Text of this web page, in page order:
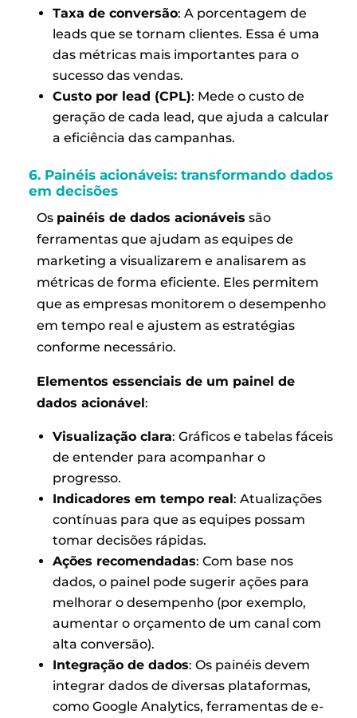
Taxa de conversão: A porcentagem de
leads que se tornam clientes. Essa é uma
das métricas mais importantes para o
sucesso das vendas.
Custo por lead (CPL): Mede o custo de
geração de cada lead, que ajuda a calcular
a eficiência das campanhas.
6. Painéis acionáveis: transformando dados
em decisões
Os painéis de dados acionáveis são
ferramentas que ajudam as equipes de
marketing a visualizarem e analisarem as
métricas de forma eficiente. Eles permitem
que as empresas monitorem o desempenho
em tempo real e ajustem as estratégias
conforme necessário.
Elementos essenciais de um painel de
dados acionável:
Visualização clara: Gráficos e tabelas fáceis
de entender para acompanhar o
progresso.
Indicadores em tempo real: Atualizações
contínuas para que as equipes possam
tomar decisões rápidas.
Ações recomendadas: Com base nos
dados, o painel pode sugerir ações para
melhorar o desempenho (por exemplo,
aumentar o orçamento de um canal com
alta conversão).
Integração de dados: Os painéis devem
integrar dados de diversas plataformas,
como Google Analytics, ferramentas de e-